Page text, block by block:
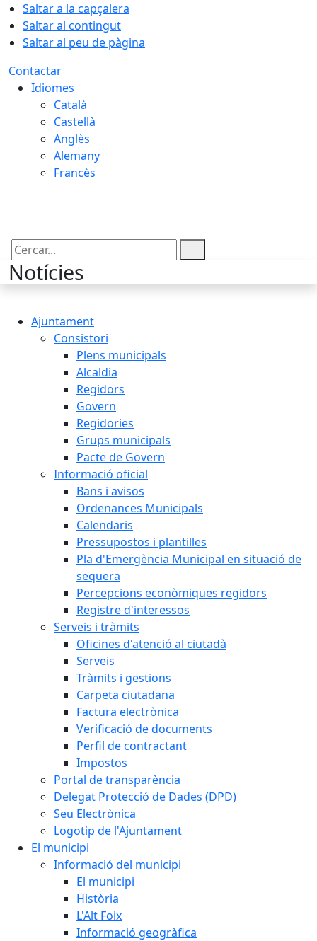
Saltar a la capçalera
Saltar al contingut
Saltar al peu de pàgina
Contactar
Idiomes
Català
Castellà
Anglès
Alemany
Francès
Cercar:
Notícies
Ajuntament
Consistori
Plens municipals
Alcaldia
Regidors
Govern
Regidories
Grups municipals
Pacte de Govern
Informació oficial
Bans i avisos
Ordenances Municipals
Calendaris
Pressupostos i plantilles
Pla d'Emergència Municipal en situació de
sequera
Percepcions econòmiques regidors
Registre d'interessos
Serveis i tràmits
Oficines d'atenció al ciutadà
Serveis
Tràmits i gestions
Carpeta ciutadana
Factura electrònica
Verificació de documents
Perfil de contractant
Impostos
Portal de transparència
Delegat Protecció de Dades (DPD)
Seu Electrònica
Logotip de l'Ajuntament
El municipi
Informació del municipi
El municipi
Història
L'Alt Foix
Informació geogràfica